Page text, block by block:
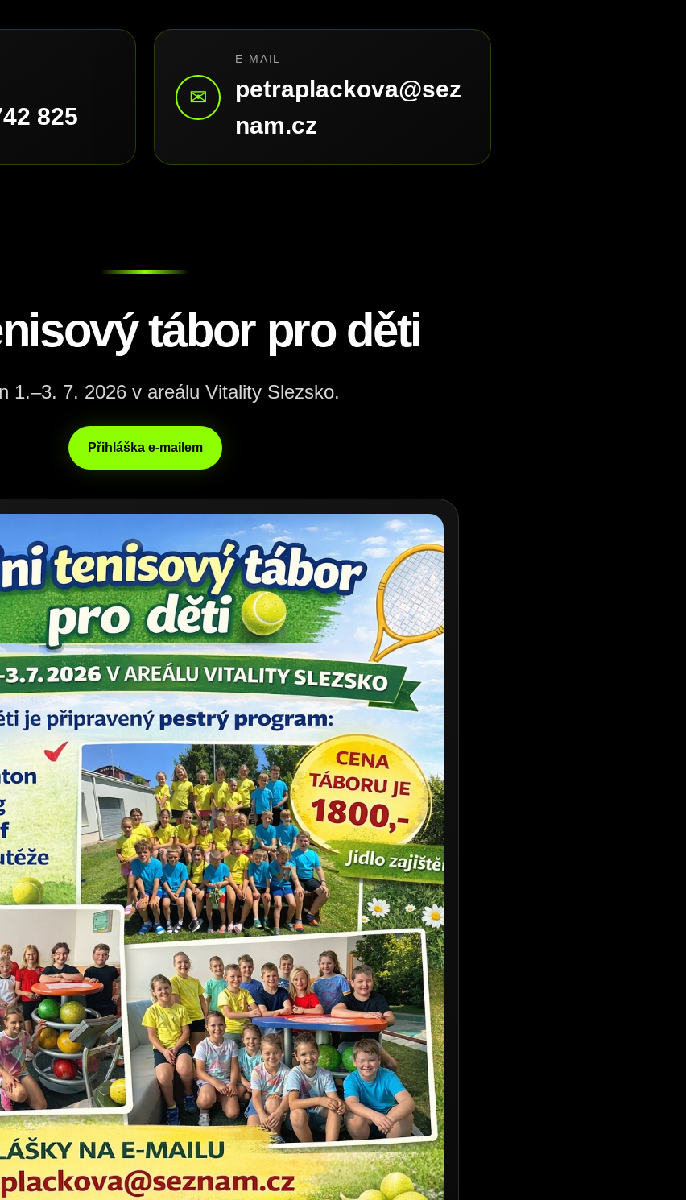
825
✉
E-MAIL
petraplackova@sez
nam.cz
tábor pro děti
1.–3. 7. 2026 v areálu Vitality Slezsko.
Přihláška e-mailem